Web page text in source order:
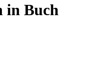
in Buch